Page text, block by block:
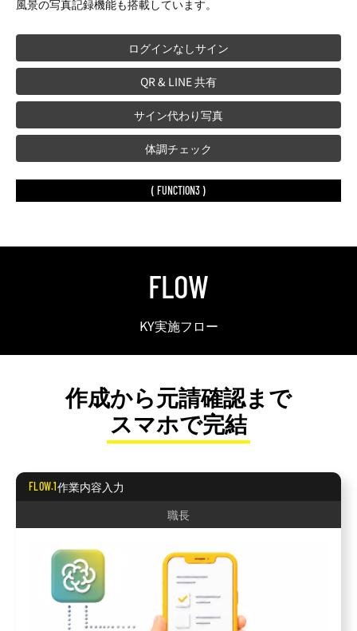
風景の写真記録機能も搭載しています。
ログインなしサイン
QR & LINE 共有
サイン代わり写真
体調チェック
( FUNCTION3 )
FLOW
KY実施フロー
作成から元請確認まで
スマホで完結
FLOW.1作業内容入力
職長